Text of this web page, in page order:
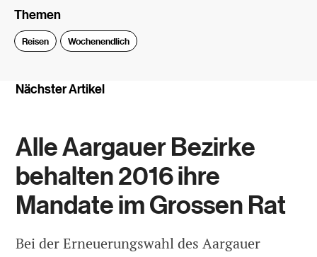
Themen
Reisen Wochenendlich
Nächster Artikel
Alle Aargauer Bezirke
behalten 2016 ihre
Mandate im Grossen Rat
Bei der Erneuerungswahl des Aargauer